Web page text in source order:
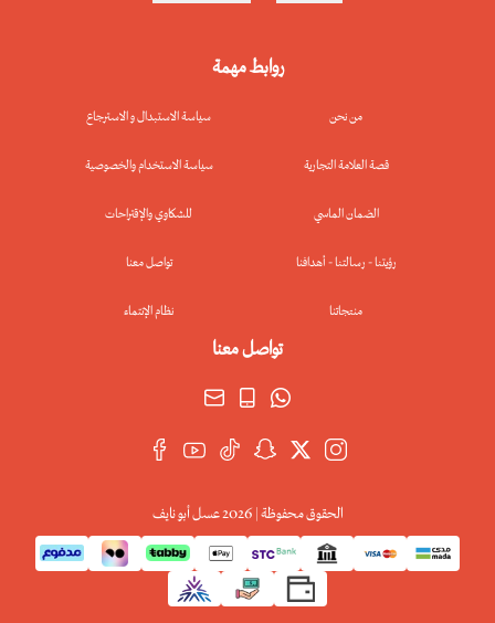
روابط مهمة
من نحن
قصة العلامة التجارية
الضمان الماسي
رؤيتنا - رسالتنا - أهدافنا
منتجاتنا
سياسة الاستبدال و الاسترجاع
سياسة الاستخدام والخصوصية
للشكاوي والإقتراحات
تواصل معنا
نظام الإنتماء
الحقوق محفوظة | 2026 عسل أبو نايف